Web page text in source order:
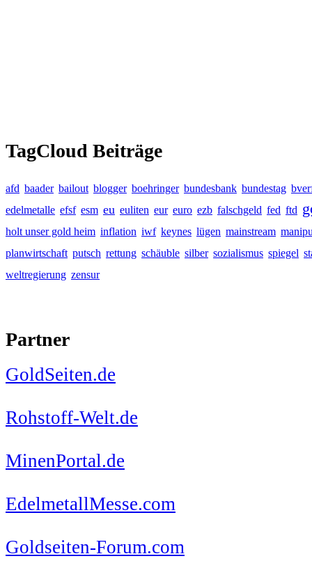
TagCloud Beiträge
afd baader bailout blogger boehringer bundesbank bundestag
edelmetalle efsf esm eu euliten eur euro ezb falschgeld fed ftd
holt unser gold heim inflation iwf keynes lügen mainstream
planwirtschaft putsch rettung schäuble silber sozialismus spiegel
weltregierung zensur
Partner
GoldSeiten.de
Rohstoff-Welt.de
MinenPortal.de
EdelmetallMesse.com
Goldseiten-Forum.com